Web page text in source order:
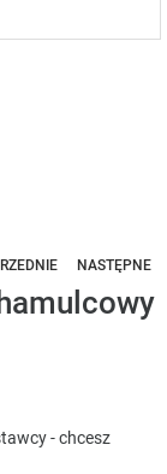
NASTĘPNE
- chcesz